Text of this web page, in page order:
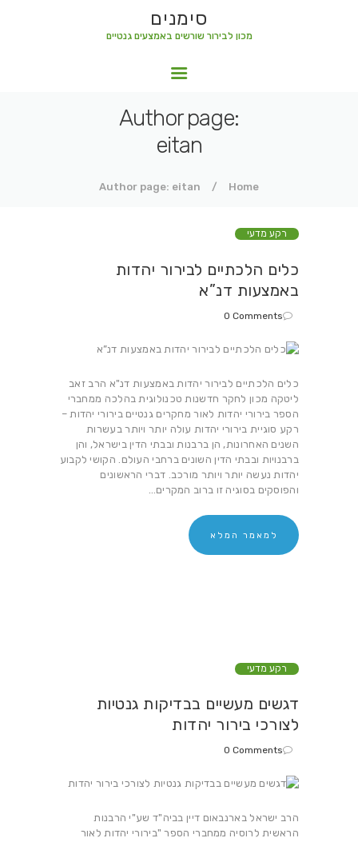
סימנים
מכון לבירור שורשים באמצעים גנטיים
Author page:
eitan
Home
Author page: eitan
מכון לבירור שורשים באמצעים גנטיים
רקע מדעי
כלים הלכתיים לבירור יהדות
באמצעות דנ”א
0 Comments
כלים הלכתיים לבירור יהדות באמצעות דנ"א הרב זאב
ליטקה מכון לחקר חדשנות טכנולוגית בהלכה ממחברי
הספר בירורי יהדות לאור מחקרים גנטיים בירורי יהדות –
רקע סוגיית בירורי יהדות עולה יותר ויותר בעשרות
השנים האחרונות, הן ברבנות ובבתי הדין בישראל, והן
ברבנויות ובבתי הדין השונים ברחבי העולם. הקושי לקבוע
יהדות נעשה יותר ויותר מורכב. דברי הראשונים
והפוסקים בסוגיה זו ברוב המקרים…
למאמר המלא
רקע מדעי
דגשים מעשיים בבדיקות גנטיות
לצורכי בירור יהדות
0 Comments
הרב ישראל בארנבאום דיין בביה"ד שע"י הרבנות
הראשית לרוסיה ממחברי הספר "בירורי יהדות לאור